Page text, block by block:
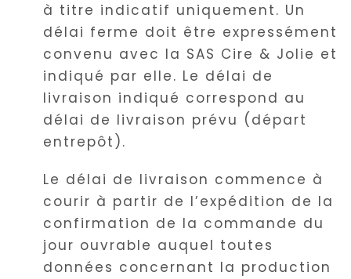
à titre indicatif uniquement. Un
délai ferme doit être expressément
convenu avec la SAS Cire & Jolie et
indiqué par elle. Le délai de
livraison indiqué correspond au
délai de livraison prévu (départ
entrepôt).
Le délai de livraison commence à
courir à partir de l’expédition de la
confirmation de la commande du
jour ouvrable auquel toutes
données concernant la production